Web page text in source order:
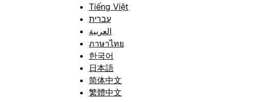
Tiếng Việt
עברית
العربية
ภาษาไทย
한국어
日本語
简体中文
繁體中文